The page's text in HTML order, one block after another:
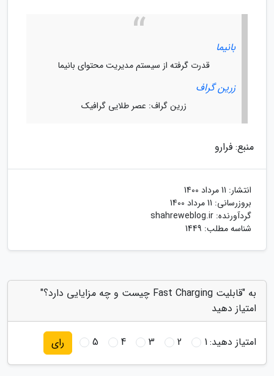
بانیما
قدرت گرفته از سیستم مدیریت محتوای بانیما
زرین گراف
زرین گراف: عصر طلایی گرافیک
منبع: فرارو
انتشار: 11 مرداد 1400
بروزرسانی: 11 مرداد 1400
گردآورنده: shahreweblog.ir
شناسه مطلب: 1449
به "قابلیت Fast Charging چیست و چه مزایایی دارد؟"
امتیاز دهید
امتیاز دهید:1
2
3
4
5 رای